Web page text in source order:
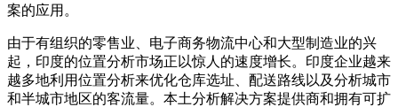
案的应用。
由于有组织的零售业、电子商务物流中心和大型制造业的兴
起，印度的位置分析市场正以惊人的速度增长。印度企业越来
越多地利用位置分析来优化仓库选址、配送路线以及分析城市
和半城市地区的客流量。本土分析解决方案提供商和拥有可扩